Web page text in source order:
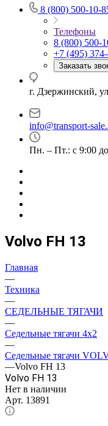
8 (800) 500-10-
Телефоны
8 (800) 500-
+7 (495)
Заказать
г. Дзержинский,
info@transport-
Пн. – Пт.: с 9:00
Volvo FH 13
Главная
—
Техника
—
СЕДЕЛЬНЫЕ ТЯГАЧИ
—
Седельные тягачи 4x2
—
Седельные тягачи
—Volvo FH 13
Volvo FH 13
Нет в наличии
Арт. 13891